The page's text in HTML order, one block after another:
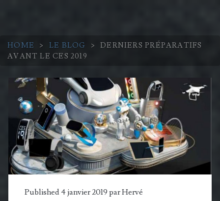
HOME > LE BLOG >
DERNIERS PRÉPARATIFS
AVANT LE CES 2019
Published 4 janvier 2019 parHervé